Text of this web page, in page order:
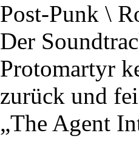
Post-Punk \
Der
Protomartyr
zurück und
„The Agent